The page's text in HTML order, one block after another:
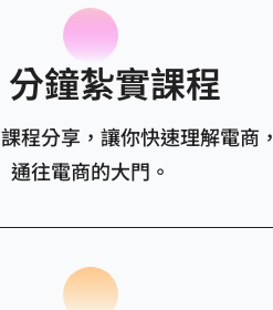
鐘紮實課程
程分享，讓你快速理解電商
通往電商的大門。